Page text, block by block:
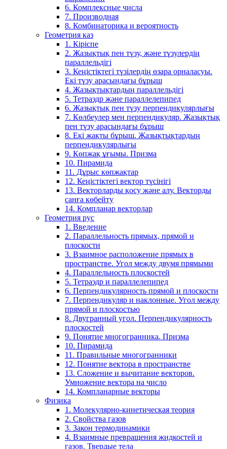
6. Комплексные числа
7. Производная
8. Комбинаторика и вероятность
Геометрия каз
1. Кіріспе
2. Жазықтық пен түзу, және түзулердің
параллельдігі
3. Кеңістіктегі түзілердің өзара орналасуы.
Екі түзу арасындағы бұрыш
4. Жазықтықтардың параллельдігі
5. Тетраэдр және параллелепипед
6. Жазықтық пен түзу перпендикулярлығы
7. Көлбеулер мен перпендикуляр. Жазықтық
пен түзу арасындағы бұрыш
8. Екі жақты бұрыш. Жазықтықтардың
перпендикулярлығы
9. Көпжақ ұғымы. Призма
10. Пирамида
11. Дұрыс көпжақтар
12. Кеңістіктегі вектор түсінігі
13. Векторларды қосу және алу. Векторды
санға көбейту
14. Компланар векторлар
Геометрия рус
1. Введение
2. Параллельность прямых, прямой и
плоскости
3. Взаимное расположение прямых в
пространстве. Угол между двумя прямыми
4. Параллельность плоскостей
5. Тетраэдр и параллелепипед
6. Перпендикулярность прямой и плоскости
7. Перпендикуляр и наклонные. Угол между
прямой и плоскостью
8. Двугранный угол. Перпендикулярность
плоскостей
9. Понятие многогранника. Призма
10. Пирамида
11. Правильные многогранники
12. Понятие вектора в пространстве
13. Сложение и вычитание векторов.
Умножение вектора на число
14. Компланарные векторы
Физика
1. Молекулярно-кинетическая теория
2. Свойства газов
3. Закон термодинамики
4. Взаимные превращения жидкостей и
газов. Твердые тела